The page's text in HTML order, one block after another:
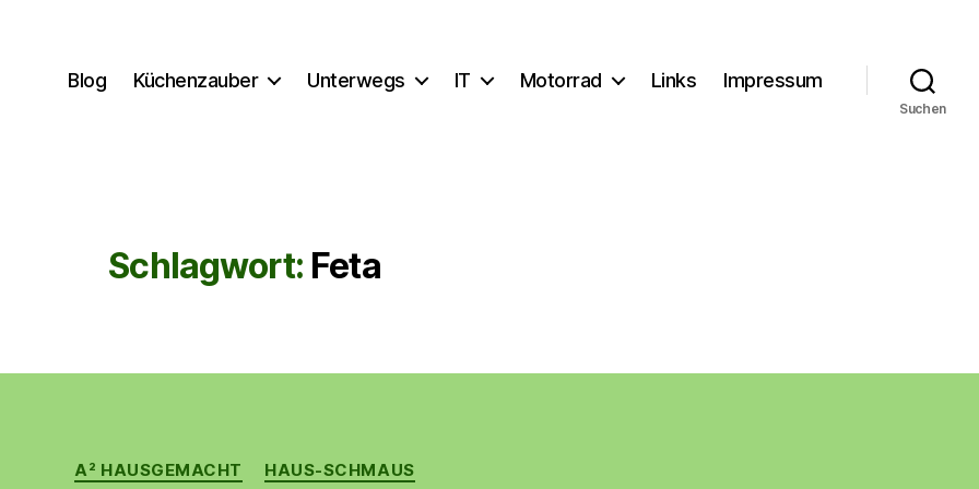
Blog Küchenzauber Unterwegs IT Motorrad Links Impressum
Suchen
Schlagwort: Feta
Kategorien
A² HAUSGEMACHT HAUS-SCHMAUS